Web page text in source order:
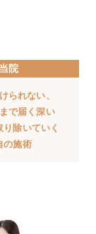
当院
られない、
で届く深い
り除いていく
の施術